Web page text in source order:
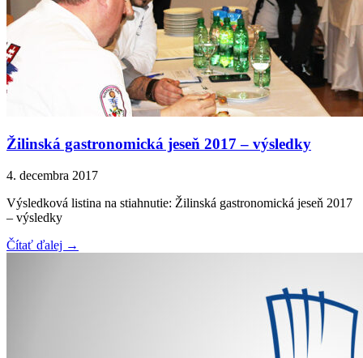
Žilinská gastronomická jeseň 2017 – výsledky
4. decembra 2017
Výsledková listina na stiahnutie: Žilinská gastronomická jeseň 2017
– výsledky
Čítať ďalej →